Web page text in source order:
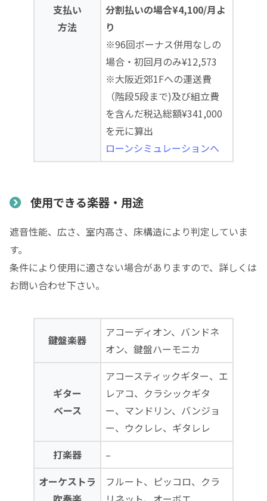
支払い
方法
分割払いの場合¥4,100/月よ
り
※96回ボーナス併用なしの
場合・初回月のみ¥12,573
※大阪近郊1Fへの運送費
（階段5段まで)及び組立費
を含んだ税込総額¥341,000
を元に算出
ローンシミュレーションへ
使用できる楽器・用途
遮音性能、広さ、室内高さ、床構造により判定していま
す。
条件により使用に適さない場合がありますので、詳しくは
お問い合わせ下さい。
鍵盤楽器
アコーディオン、バンドネ
オン、鍵盤ハーモニカ
ギター
ベース
アコースティックギター、エ
レアコ、クラシックギタ
ー、マンドリン、バンジョ
ー、ウクレレ、ギタレレ
打楽器
–
オーケストラ
フルート、ピッコロ、クラ